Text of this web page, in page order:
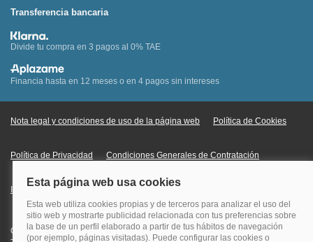
Transferencia bancaria
Divide tu compra en 3 pagos al 0% TAE
Financia hasta en 12 meses o en 4 pagos sin intereses
Nota legal y condiciones de uso de la página web Política de Cookies
Política de Privacidad Condiciones Generales de Contratación
Información Legal sobre Mercados en Línea
Quehoteles.com - Especialistas en hoteles © Copyright Veturis Travel S.A.